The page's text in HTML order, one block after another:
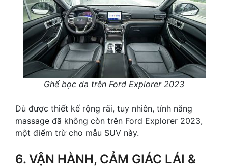
Ghế bọc da trên Ford Explorer 2023
Dù được thiết kế rộng rãi, tuy nhiên, tính năng
massage đã không còn trên Ford Explorer 2023,
một điểm trừ cho mẫu SUV này.
6. VẬN HÀNH, CẢM GIÁC LÁI &